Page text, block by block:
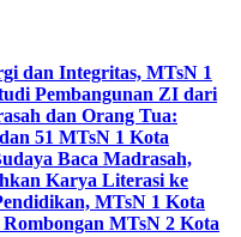
dan Integritas, MTsN 1
Pembangunan ZI dari
dan Orang Tua:
51 MTsN 1 Kota
Baca Madrasah,
Karya Literasi ke
MTsN 1 Kota
MTsN 2 Kota